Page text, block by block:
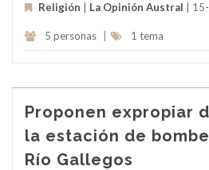
Religión La Opinión Austral |
5 personas 1 tema
Proponen expropiar
la estación de
Río Gallegos